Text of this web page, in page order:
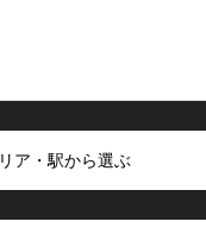
ア・駅から選ぶ